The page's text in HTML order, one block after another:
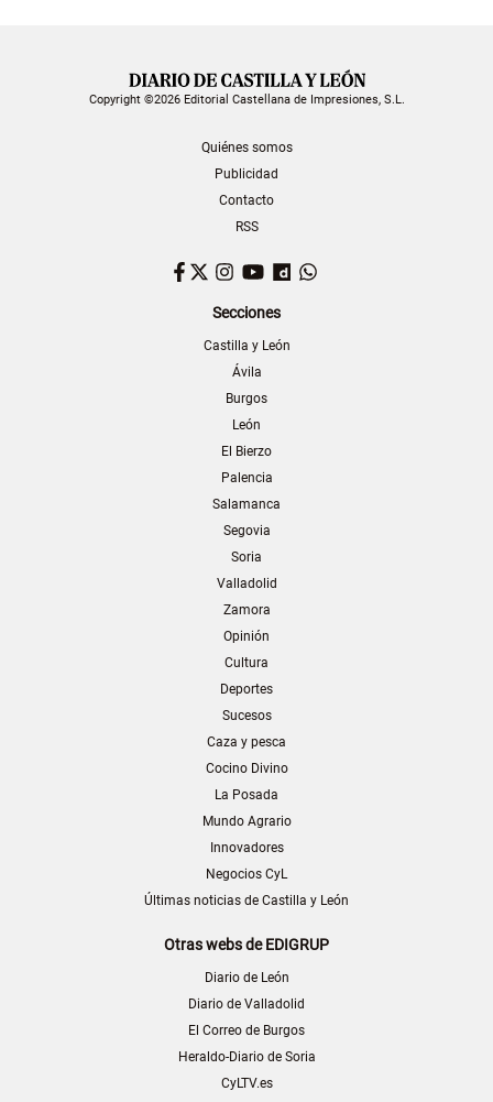
Copyright ©2026 Editorial Castellana de Impresiones, S.L.
Quiénes somos
Publicidad
Contacto
RSS
Facebook
TwitterInstagram
YouTubeDailymotion
Secciones
Castilla y León
Ávila
Burgos
León
El Bierzo
Palencia
Salamanca
Segovia
Soria
Valladolid
Zamora
Opinión
Cultura
Deportes
Sucesos
Caza y pesca
Cocino Divino
La Posada
Mundo Agrario
Innovadores
Negocios CyL
Últimas noticias de Castilla y León
Otras webs de EDIGRUP
Diario de León
Diario de Valladolid
El Correo de Burgos
Heraldo-Diario de Soria
CyLTV.es